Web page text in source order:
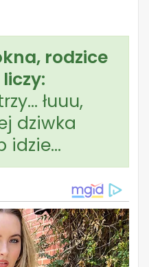
rodzice
łuuu,
dziwka
idzie…